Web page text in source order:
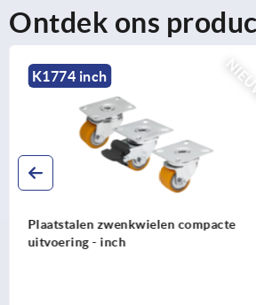
Ontdek ons
K2591 inch
Plaatstalen zwenk- en bokwielen
Extrathane loopvlak, zware